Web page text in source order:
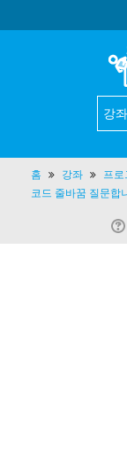
홈 강좌 프로
코드 줄바꿈 질문합